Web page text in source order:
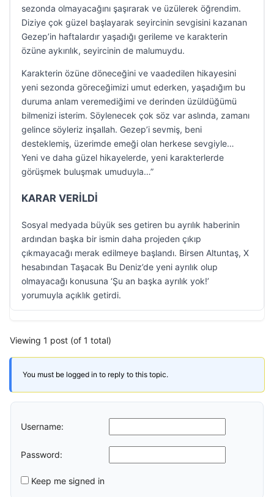
sezonda olmayacağını şaşırarak ve üzülerek öğrendim.
Diziye çok güzel başlayarak seyircinin sevgisini kazanan
Gezep’in haftalardır yaşadığı gerileme ve karakterin
özüne aykırılık, seyircinin de malumuydu.
Karakterin özüne döneceğini ve vaadedilen hikayesini
yeni sezonda göreceğimizi umut ederken, yaşadığım bu
duruma anlam veremediğimi ve derinden üzüldüğümü
bilmenizi isterim. Söylenecek çok söz var aslında, zamanı
gelince söyleriz inşallah. Gezep’i sevmiş, beni
desteklemiş, üzerimde emeği olan herkese sevgiyle…
Yeni ve daha güzel hikayelerde, yeni karakterlerde
görüşmek buluşmak umuduyla…”
KARAR VERİLDİ
Sosyal medyada büyük ses getiren bu ayrılık haberinin
ardından başka bir ismin daha projeden çıkıp
çıkmayacağı merak edilmeye başlandı. Birsen Altuntaş, X
hesabından Taşacak Bu Deniz’de yeni ayrılık olup
olmayacağı konusuna ‘Şu an başka ayrılık yok!’
yorumuyla açıklık getirdi.
Viewing 1 post (of 1 total)
You must be logged in to reply to this topic.
Username:
Password:
Keep me signed in